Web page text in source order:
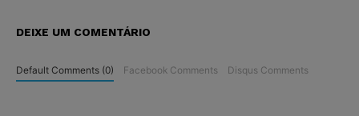
DEIXE UM COMENTÁRIO
Default Comments (0) Facebook Comments Disqus Comments